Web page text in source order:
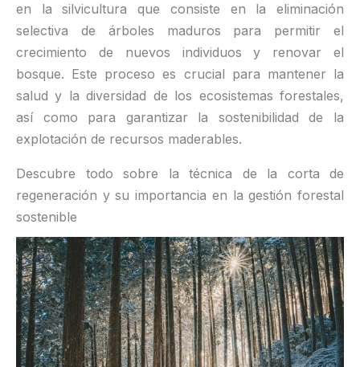
en la silvicultura que consiste en la eliminación
selectiva de árboles maduros para permitir el
crecimiento de nuevos individuos y renovar el
bosque. Este proceso es crucial para mantener la
salud y la diversidad de los ecosistemas forestales,
así como para garantizar la sostenibilidad de la
explotación de recursos maderables.
Descubre todo sobre la técnica de la corta de
regeneración y su importancia en la gestión forestal
sostenible